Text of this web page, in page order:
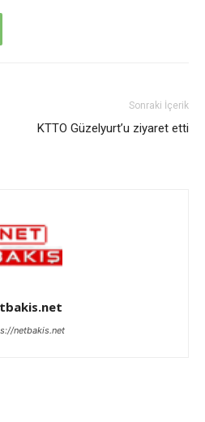
Sonraki İçerik
KTTO Güzelyurt’u ziyaret etti
netbakis.net